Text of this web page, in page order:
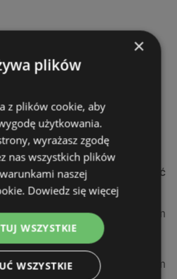
ODLEGŁOŚĆ
600 Świnoujście
1,35 km
600 Świnoujście
1,6 km
×
plików
z plików cookie, aby
użytkowania.
wyrażasz zgodę
nas wszystkich plików
naszej
Dowiedz się więcej
WSZYSTKIE
WSZYSTKIE